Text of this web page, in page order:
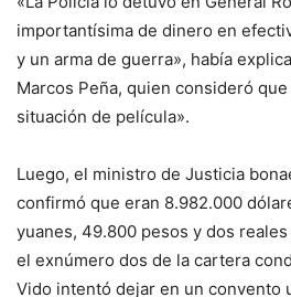
importantísima de dinero en
y un arma de guerra», había
Marcos Peña, quien consideró
situación de película».
Luego, el ministro de Justicia
confirmó que eran 8.982.000
yuanes, 49.800 pesos y dos
el exnúmero dos de la cartera
Vido intentó dejar en un convento